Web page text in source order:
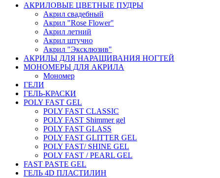
АКРИЛОВЫЕ ЦВЕТНЫЕ ПУДРЫ
Акрил свадебный
Акрил "Rose Flower"
Акрил летний
Акрил штучно
Акрил "Эксклюзив"
АКРИЛЫ ДЛЯ НАРАЩИВАНИЯ НОГТЕЙ
МОНОМЕРЫ ДЛЯ АКРИЛА
Мономер
ГЕЛИ
ГЕЛЬ-КРАСКИ
POLY FAST GEL
POLY FAST CLASSIC
POLY FAST Shimmer gel
POLY FAST GLASS
POLY FAST GLITTER GEL
POLY FAST/ SHINE GEL
POLY FAST / PEARL GEL
FAST PASTE GEL
ГЕЛЬ 4D ПЛАСТИЛИН